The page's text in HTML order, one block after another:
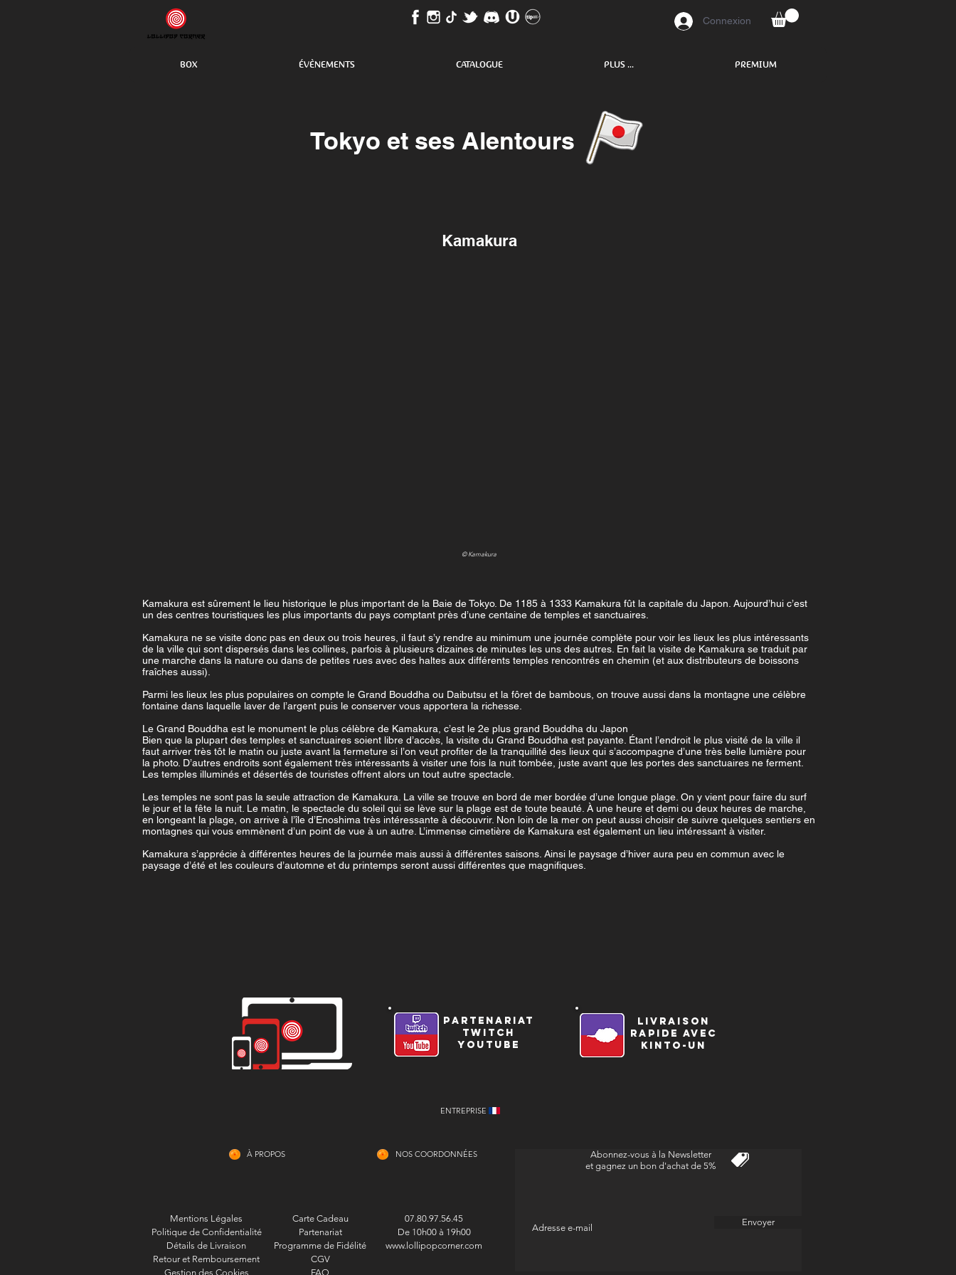
BOX ÉVÈNEMENTS CATALOGUE PLUS ... PREMIUM
Connexion
Tokyo et ses Alentours
Kamakura
© Kamakura
Kamakura est sûrement le lieu historique le plus important de la Baie de Tokyo. De 1185 à 1333 Kamakura fût la capitale du Japon. Aujourd’hui c’est
un des centres touristiques les plus importants du pays comptant près d’une centaine de temples et sanctuaires.
Kamakura ne se visite donc pas en deux ou trois heures, il faut s’y rendre au minimum une journée complète pour voir les lieux les plus intéressants
de la ville qui sont dispersés dans les collines, parfois à plusieurs dizaines de minutes les uns des autres. En fait la visite de Kamakura se traduit par
une marche dans la nature ou dans de petites rues avec des haltes aux différents temples rencontrés en chemin (et aux distributeurs de boissons
fraîches aussi).
Parmi les lieux les plus populaires on compte le Grand Bouddha ou Daibutsu et la fôret de bambous, on trouve aussi dans la montagne une célèbre
fontaine dans laquelle laver de l’argent puis le conserver vous apportera la richesse.
Le Grand Bouddha est le monument le plus célèbre de Kamakura, c’est le 2e plus grand Bouddha du Japon
Bien que la plupart des temples et sanctuaires soient libre d’accès, la visite du Grand Bouddha est payante. Étant l’endroit le plus visité de la ville il
faut arriver très tôt le matin ou juste avant la fermeture si l’on veut profiter de la tranquillité des lieux qui s’accompagne d’une très belle lumière pour
la photo. D’autres endroits sont également très intéressants à visiter une fois la nuit tombée, juste avant que les portes des sanctuaires ne ferment.
Les temples illuminés et désertés de touristes offrent alors un tout autre spectacle.
Les temples ne sont pas la seule attraction de Kamakura. La ville se trouve en bord de mer bordée d’une longue plage. On y vient pour faire du surf
le jour et la fête la nuit. Le matin, le spectacle du soleil qui se lève sur la plage est de toute beauté. À une heure et demi ou deux heures de marche,
en longeant la plage, on arrive à l’île d’Enoshima très intéressante à découvrir. Non loin de la mer on peut aussi choisir de suivre quelques sentiers en
montagnes qui vous emmènent d’un point de vue à un autre. L’immense cimetière de Kamakura est également un lieu intéressant à visiter.
Kamakura s’apprécie à différentes heures de la journée mais aussi à différentes saisons. Ainsi le paysage d’hiver aura peu en commun avec le
paysage d’été et les couleurs d’automne et du printemps seront aussi différentes que magnifiques.
partenariat
twitch
youtube
livraison
Rapide avec
kinto-un
ENTREPRISE
À PROPOS NOS COORDONNÉES
Mentions Légales
Politique de Confidentialité
Détails de Livraison
Retour et Remboursement
Gestion des Cookies
Carte Cadeau
Partenariat
Programme de Fidélité
CGV
FAQ
07.80.97.56.45
De 10h00 à 19h00
www.lollipopcorner.com
Abonnez-vous à la Newsletter
et gagnez un bon d'achat de 5%
Envoyer